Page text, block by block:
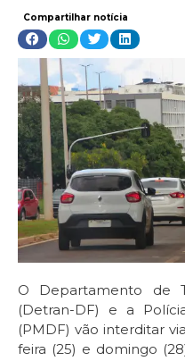
Compartilhar notícia
O Departamento de
(Detran-DF) e a
(PMDF) vão interditar
feira (25) e domingo